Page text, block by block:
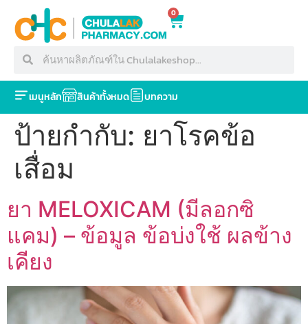
0
เมนูหลัก สินค้าทั้งหมด บทความ
ป้ายกำกับ: ยาโรคข้อ
เสื่อม
ยา MELOXICAM (มีลอกซิ
แคม) – ข้อมูล ข้อบ่งใช้ ผลข้าง
เคียง